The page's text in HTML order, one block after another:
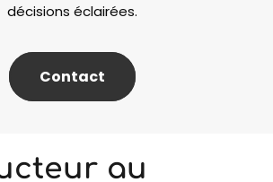
décisions éclairées.
Contact
au